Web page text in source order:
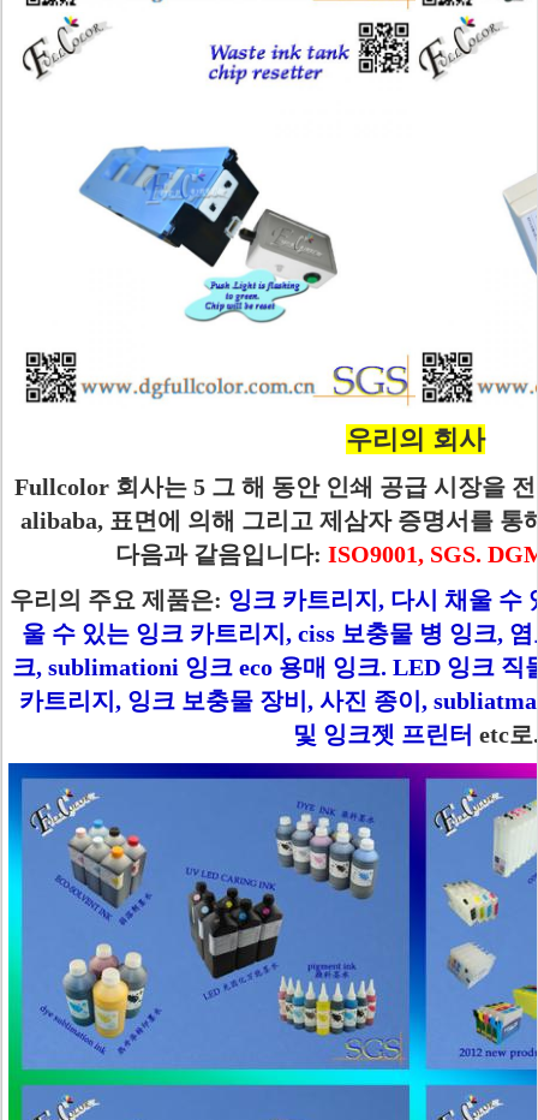
우리의 회사
Fullcolor 회사는 5 그 해 동안 인쇄 공급 시장을
alibaba, 표면에 의해 그리고 제삼자 증명서를 통
다음과 같음입니다: ISO9001, SGS.
우리의 주요 제품은: 잉크 카트리지, 다시 채울 수
울 수 있는 잉크 카트리지, ciss 보충물 병 잉크,
크, sublimationi 잉크 eco 용매 잉크. LED 잉크 직
카트리지, 잉크 보충물 장비, 사진 종이,
및 잉크젯 프린터 etc로.